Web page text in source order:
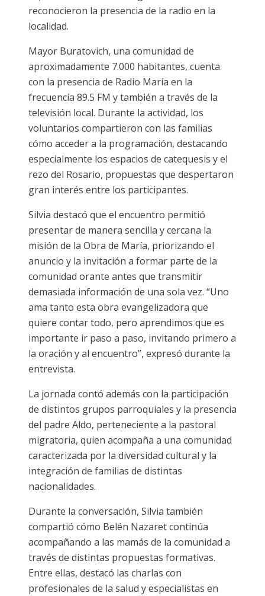
reconocieron la presencia de la radio en la
localidad.
Mayor Buratovich, una comunidad de
aproximadamente 7.000 habitantes, cuenta
con la presencia de Radio María en la
frecuencia 89.5 FM y también a través de la
televisión local. Durante la actividad, los
voluntarios compartieron con las familias
cómo acceder a la programación, destacando
especialmente los espacios de catequesis y el
rezo del Rosario, propuestas que despertaron
gran interés entre los participantes.
Silvia destacó que el encuentro permitió
presentar de manera sencilla y cercana la
misión de la Obra de María, priorizando el
anuncio y la invitación a formar parte de la
comunidad orante antes que transmitir
demasiada información de una sola vez. “Uno
ama tanto esta obra evangelizadora que
quiere contar todo, pero aprendimos que es
importante ir paso a paso, invitando primero a
la oración y al encuentro”, expresó durante la
entrevista.
La jornada contó además con la participación
de distintos grupos parroquiales y la presencia
del padre Aldo, perteneciente a la pastoral
migratoria, quien acompaña a una comunidad
caracterizada por la diversidad cultural y la
integración de familias de distintas
nacionalidades.
Durante la conversación, Silvia también
compartió cómo Belén Nazaret continúa
acompañando a las mamás de la comunidad a
través de distintas propuestas formativas.
Entre ellas, destacó las charlas con
profesionales de la salud y especialistas en